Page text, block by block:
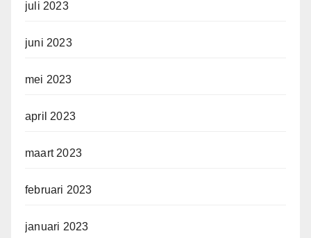
juli 2023
juni 2023
mei 2023
april 2023
maart 2023
februari 2023
januari 2023